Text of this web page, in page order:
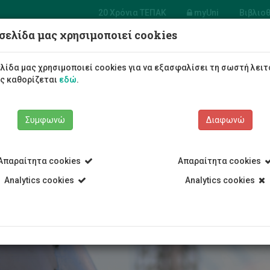
20 Χρόνια ΤΕΠΑΚ myUni
Επαγγελμάτων Τουρισμού και
Φοιτητές/τριες Σπουδές
και Επιχειρηματικότητας Ακαδημία Επαγγελμάτων
μας χρησιμοποιεί cookies
μας χρησιμοποιεί cookies για να εξασφαλίσει τη σωστή
καθορίζεται εδώ.
Συμφωνώ
cookies
Analytics cookies
Διαφωνώ
Απαραίτητα cookies
Analytics cookies